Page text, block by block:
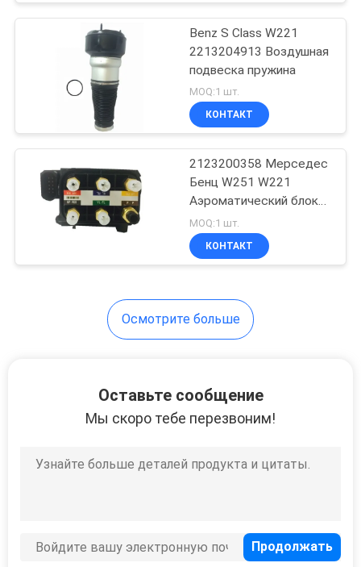
ЦИТАТУ
САЙТА
PRIVACY
POLICY
Benz S Class W221
2213204913 Воздушная
подвеска пружина
MOQ:1 шт.
КОНТАКТ
2123200358 Мерседес
Бенц W251 W221
Аэроматический блок
клапана
MOQ:1 шт.
КОНТАКТ
Осмотрите больше
Оставьте сообщение
Мы скоро тебе перезвоним!